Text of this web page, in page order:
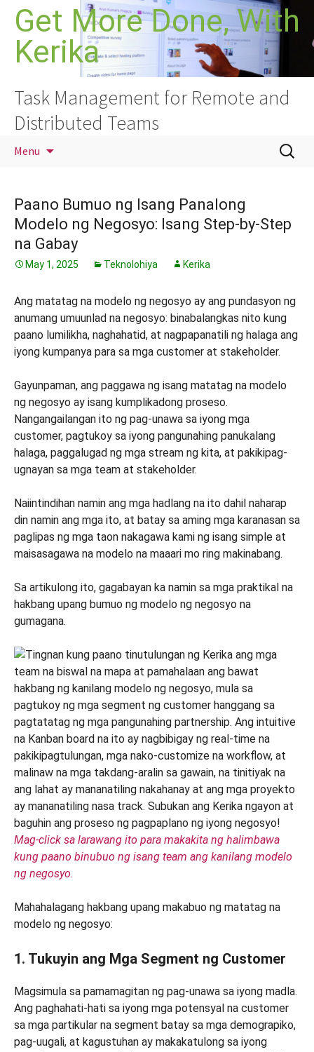
Skip
content
Get More Done, With
Kerika
Task Management for Remote and
Distributed Teams
Menu
Search
for:
Paano Bumuo ng Isang Panalong
Modelo ng Negosyo: Isang Step-by-Step
na Gabay
May 1, 2025 Teknolohiya Kerika
Ang matatag na modelo ng negosyo ay ang pundasyon ng
anumang umuunlad na negosyo: binabalangkas nito kung
paano lumilikha, naghahatid, at nagpapanatili ng halaga ang
iyong kumpanya para sa mga customer at stakeholder.
Gayunpaman, ang paggawa ng isang matatag na modelo
ng negosyo ay isang kumplikadong proseso.
Nangangailangan ito ng pag-unawa sa iyong mga
customer, pagtukoy sa iyong pangunahing panukalang
halaga, paggalugad ng mga stream ng kita, at pakikipag-
ugnayan sa mga team at stakeholder.
Naiintindihan namin ang mga hadlang na ito dahil naharap
din namin ang mga ito, at batay sa aming mga karanasan sa
paglipas ng mga taon nakagawa kami ng isang simple at
maisasagawa na modelo na maaari mo ring makinabang.
Sa artikulong ito, gagabayan ka namin sa mga praktikal na
hakbang upang bumuo ng modelo ng negosyo na
gumagana.
Mag-click sa larawang ito para makakita ng halimbawa
kung paano binubuo ng isang team ang kanilang modelo
ng negosyo.
Mahahalagang hakbang upang makabuo ng matatag na
modelo ng negosyo:
1. Tukuyin ang Mga Segment ng Customer
Magsimula sa pamamagitan ng pag-unawa sa iyong madla.
Ang paghahati-hati sa iyong mga potensyal na customer
sa mga partikular na segment batay sa mga demograpiko,
pag-uugali, at kagustuhan ay makakatulong sa iyong